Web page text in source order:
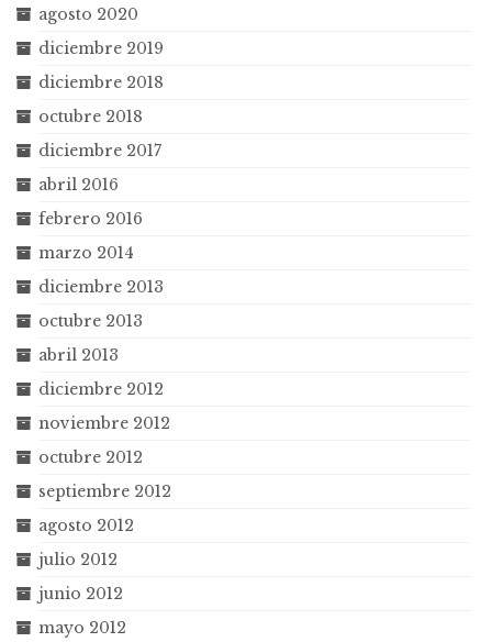
agosto 2020
diciembre 2019
diciembre 2018
octubre 2018
diciembre 2017
abril 2016
febrero 2016
marzo 2014
diciembre 2013
octubre 2013
abril 2013
diciembre 2012
noviembre 2012
octubre 2012
septiembre 2012
agosto 2012
julio 2012
junio 2012
mayo 2012